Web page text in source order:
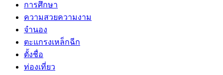
การศึกษา
ความสวยความงาม
จำนอง
ตะแกรงเหล็กฉีก
ตั้งชื่อ
ท่องเที่ยว